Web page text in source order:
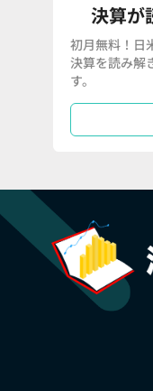
決算が
初月無料！日
決算を読み解
す。